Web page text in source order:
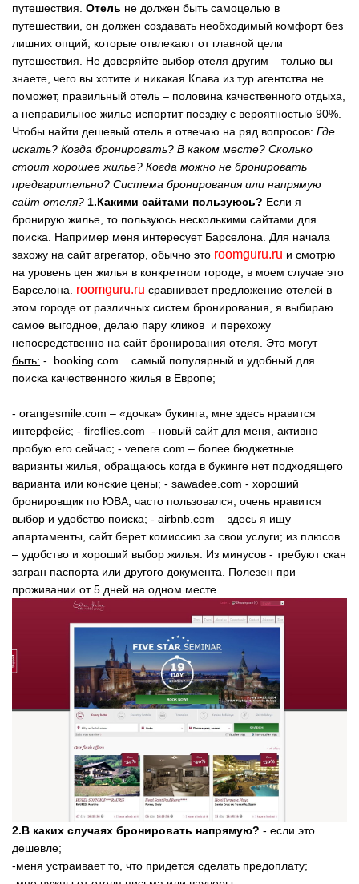
путешествия. Отель не должен быть самоцелью в
путешествии, он должен создавать необходимый комфорт без
лишних опций, которые отвлекают от главной цели
путешествия. Не доверяйте выбор отеля другим – только вы
знаете, чего вы хотите и никакая Клава из тур агентства не
поможет, правильный отель – половина качественного отдыха,
а неправильное жилье испортит поездку с вероятностью 90%.
Чтобы найти дешевый отель я отвечаю на ряд вопросов: Где
искать? Когда бронировать? В каком месте? Сколько
стоит хорошее жилье? Когда можно не бронировать
предварительно? Система бронирования или напрямую
сайт отеля? 1.Какими сайтами пользуюсь? Если я
бронирую жилье, то пользуюсь несколькими сайтами для
поиска. Например меня интересует Барселона. Для начала
захожу на сайт агрегатор, обычно это roomguru.ru и смотрю
на уровень цен жилья в конкретном городе, в моем случае это
Барселона. roomguru.ru сравнивает предложение отелей в
этом городе от различных систем бронирования, я выбираю
самое выгодное, делаю пару кликов и перехожу
непосредственно на сайт бронирования отеля. Это могут
быть: - booking.com
самый популярный и удобный для
поиска качественного жилья в Европе;
- orangesmile.com – «дочка» букинга, мне здесь нравится
интерфейс; - fireflies.com - новый сайт для меня, активно
пробую его сейчас; - venere.com – более бюджетные
варианты жилья, обращаюсь когда в букинге нет подходящего
варианта или конские цены; - sawadee.com - хороший
бронировщик по ЮВА, часто пользовался, очень нравится
выбор и удобство поиска; - airbnb.com – здесь я ищу
апартаменты, сайт берет комиссию за свои услуги; из плюсов
– удобство и хороший выбор жилья. Из минусов - требуют скан
загран паспорта или другого документа. Полезен при
проживании от 5 дней на одном месте.
2.В каких случаях бронировать напрямую? - если это
дешевле;
-меня устраивает то, что придется сделать предоплату;